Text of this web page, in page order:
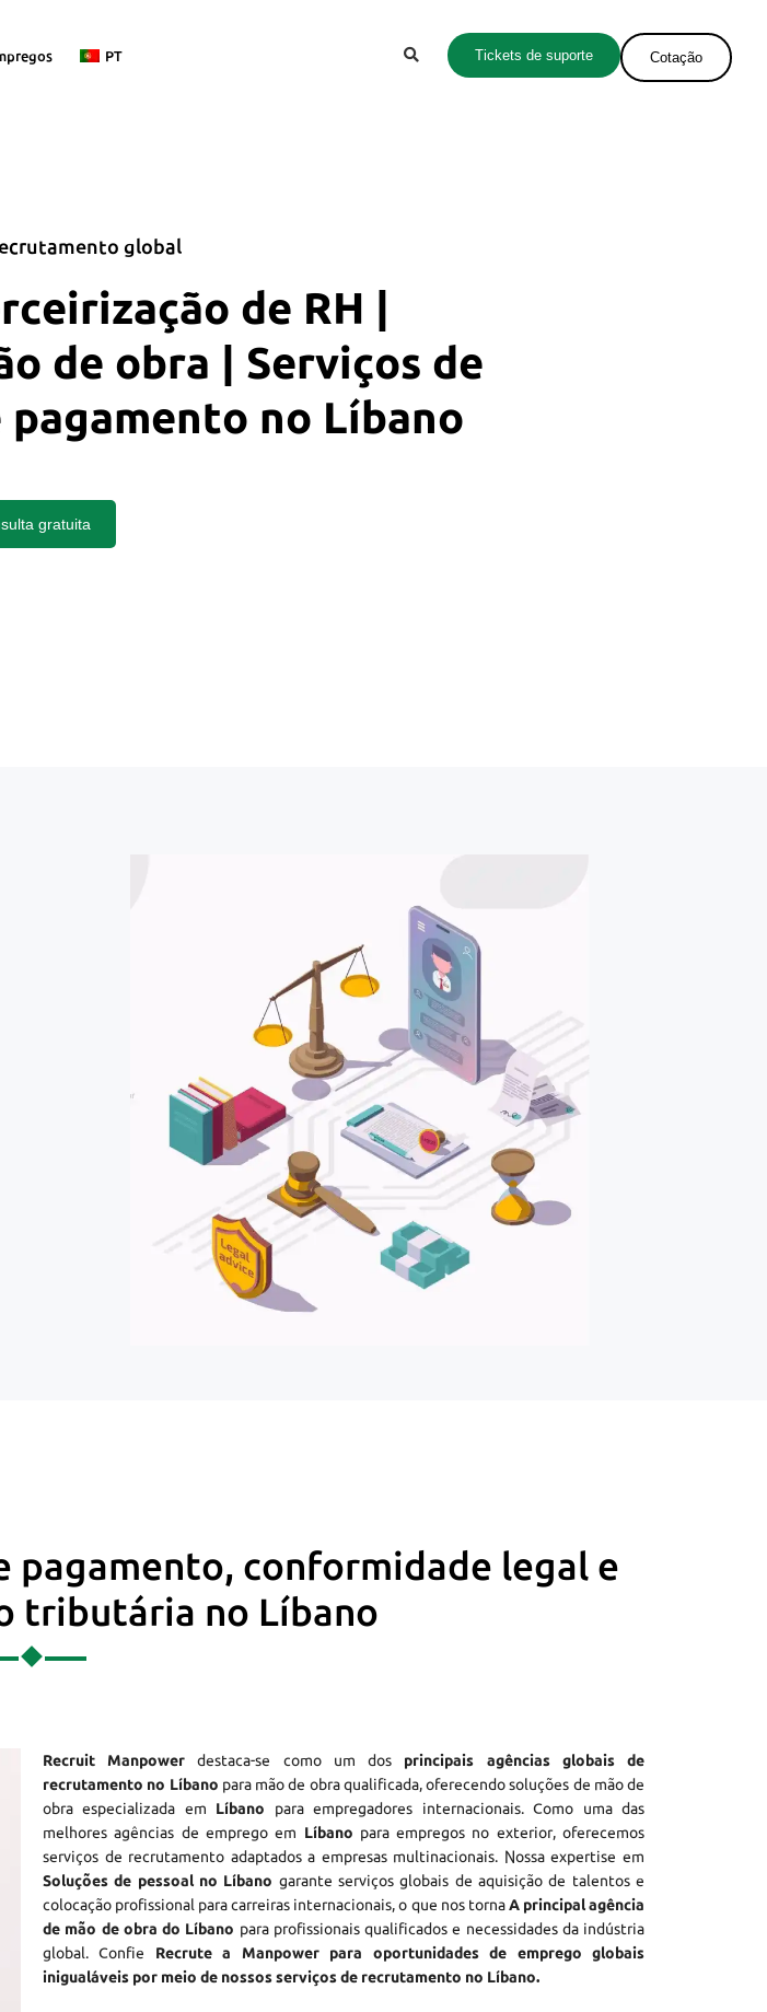
PT Tickets de suporte Cotação
global
de RH |
de obra | Serviços de
no Líbano
gratuita
pagamento, conformidade legal e
tributária no Líbano
Recruit Manpower destaca-se como um dos principais agências globais de
recrutamento no Líbano para mão de obra qualificada, oferecendo soluções de mão de
obra especializada em Líbano para empregadores internacionais. Como uma das
melhores agências de emprego em Líbano para empregos no exterior, oferecemos
serviços de recrutamento adaptados a empresas multinacionais. Nossa expertise em
Soluções de pessoal no Líbano garante serviços globais de aquisição de talentos e
colocação profissional para carreiras internacionais, o que nos tornaA principal agência
de mão de obra do Líbano para profissionais qualificados e necessidades da indústria
global. Confie Recrute a Manpower para oportunidades de emprego globais
inigualáveis por meio de nossos serviços de recrutamento no Líbano.